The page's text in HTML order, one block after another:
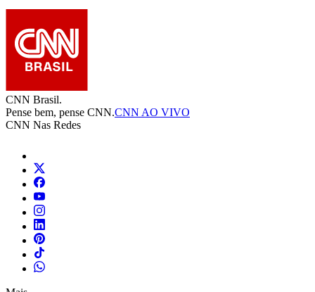
CNN Brasil.
Pense bem, pense CNN.CNN AO VIVO
CNN Nas Redes